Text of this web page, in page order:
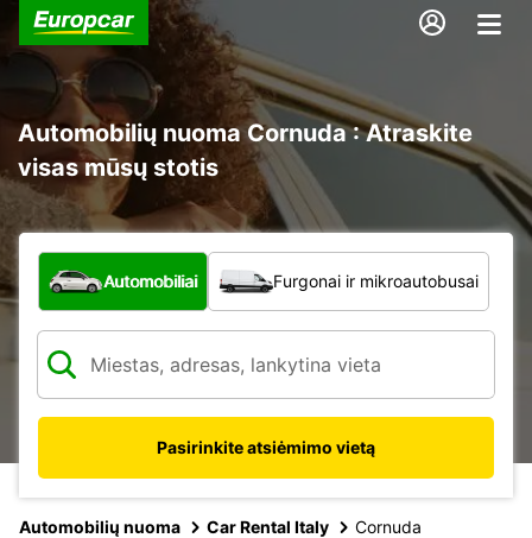
Automobilių nuoma Cornuda : Atraskite
visas mūsų stotis
Kokio tipo automobilis?
Automobiliai Furgonai ir mikroautobusai
Pasirinkite atsiėmimo vietą
Automobilių nuoma Car Rental Italy Cornuda